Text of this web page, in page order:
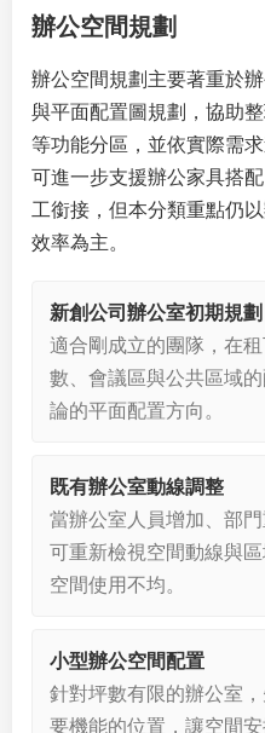
辦公空間規劃
辦公空間規劃主要著重於
與平面配置圖規劃，協助
等功能分區，並依實際需
可進一步支援辦公家具搭
工銜接，但本分類重點仍
效率為主。
新創公司辦公室初期規劃
適合剛成立的團隊，在
數、會議區與公共區域
論的平面配置方向。
既有辦公室動線調整
當辦公室人員增加、部
可重新檢視空間動線與
空間使用不均。
小型辦公空間配置
針對坪數有限的辦公室
要機能的位置，讓空間安